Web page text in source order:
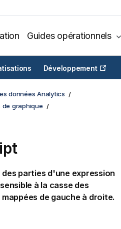
Guides opérationnels
Développement
données Analytics
de graphique
parties d'une expression
à la casse des
de gauche à droite.